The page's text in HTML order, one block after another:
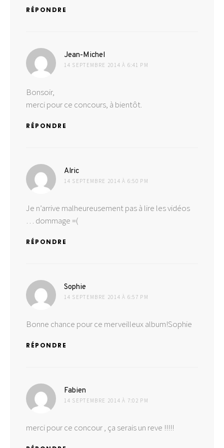
RÉPONDRE
Jean-Michel
14 SEPTEMBRE 2014 À 6:41 PM
Bonsoir,
merci pour ce concours, à bientôt.
RÉPONDRE
Alric
14 SEPTEMBRE 2014 À 6:50 PM
Je n’arrive malheureusement pas à lire les vidéos
… dommage =(
RÉPONDRE
Sophie
14 SEPTEMBRE 2014 À 6:57 PM
Bonne chance pour ce merveilleux album!Sophie
RÉPONDRE
Fabien
14 SEPTEMBRE 2014 À 7:02 PM
merci pour ce concour , ça serais un reve !!!!!